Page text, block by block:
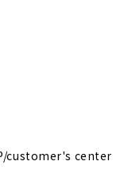
customer's center